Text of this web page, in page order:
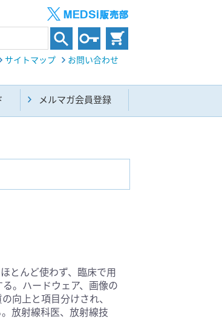
サイトマップ お問い合わせ
メルマガ会員登録
(93)
(16)
とんど使わず、臨床で用
。ハードウェア、画像の
向上と項目分けされ、
放射線科医、放射線技